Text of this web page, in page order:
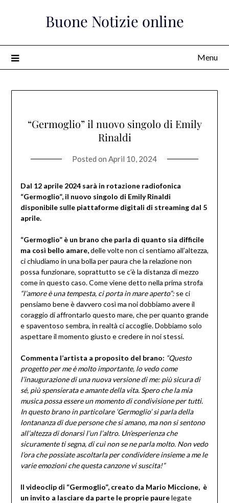
Buone Notizie online
Menu
“Germoglio” il nuovo singolo di Emily
Rinaldi
Posted on April 10, 2024
Dal 12 aprile 2024 sarà in rotazione radiofonica
“Germoglio”, il nuovo singolo di Emily Rinaldi
disponibile sulle piattaforme digitali di streaming dal 5
aprile.
“Germoglio” è un brano che parla di quanto sia difficile
ma così bello amare,delle volte non ci sentiamo all’altezza,
ci chiudiamo in una bolla per paura che la relazione non
possa funzionare, soprattutto se c’è la distanza di mezzo
come in questo caso. Come viene detto nella prima strofa
“l’amore è una tempesta, ci porta in mare aperto”: se ci
pensiamo bene è davvero così ma noi dobbiamo avere il
coraggio di affrontarlo questo mare, che per quanto grande
e spaventoso sembra, in realtà ci accoglie. Dobbiamo solo
aspettare il momento giusto e credere in noi stessi.
Commenta l’artista a proposito del brano: “Questo
progetto per me è molto importante, lo vedo come
l’inaugurazione di una nuova versione di me: più sicura di
sé, più spensierata e amante della vita. Spero che la mia
musica possa essere un momento di condivisione per tutti.
In questo brano in particolare ‘Germoglio’ si parla della
lontananza di due persone che si amano, ma non si sentono
all’altezza di donarsi l’un l’altro. Un’esperienza che
sicuramente ti segna, di cui non se ne parla molto. Non vedo
l’ora che possiate ascoltarla per condividere insieme a me le
varie emozioni che questa canzone vi suscita!”
Il videoclip di “Germoglio”, creato da Mario Miccione, è
un invito a lasciare da parte le proprie paurelegate